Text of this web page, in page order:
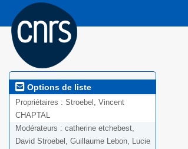
Options de liste
Propriétaires : Stroebel, Vincent
CHAPTAL
Modérateurs : catherine etchebest,
David Stroebel, Guillaume Lebon, Lucie